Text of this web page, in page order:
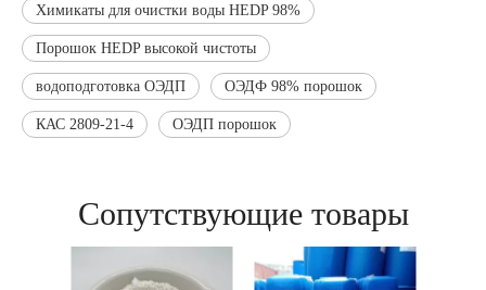
Химикаты для очистки воды HEDP 98%
Порошок HEDP высокой чистоты
водоподготовка ОЭДП ОЭДФ 98% порошок
КАС 2809-21-4 ОЭДП порошок
Сопутствующие товары